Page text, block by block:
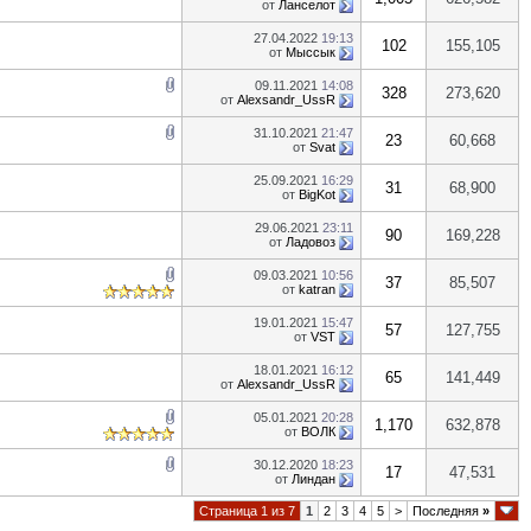
от Ланселот
27.04.2022 19:13
от Мыссык 102 155,105
09.11.2021 14:08
от Alexsandr_UssR 328 273,620
31.10.2021 21:47
от Svat 23 60,668
25.09.2021 16:29
от BigKot 31 68,900
29.06.2021 23:11
от Ладовоз 90 169,228
09.03.2021 10:56
от katran 37 85,507
19.01.2021 15:47
от VST 57 127,755
18.01.2021 16:12
от Alexsandr_UssR 65 141,449
05.01.2021 20:28
от ВОЛК 1,170 632,878
30.12.2020 18:23
от Линдан 17 47,531
Страница 1 из 7 1 2 3 4 5 > Последняя »